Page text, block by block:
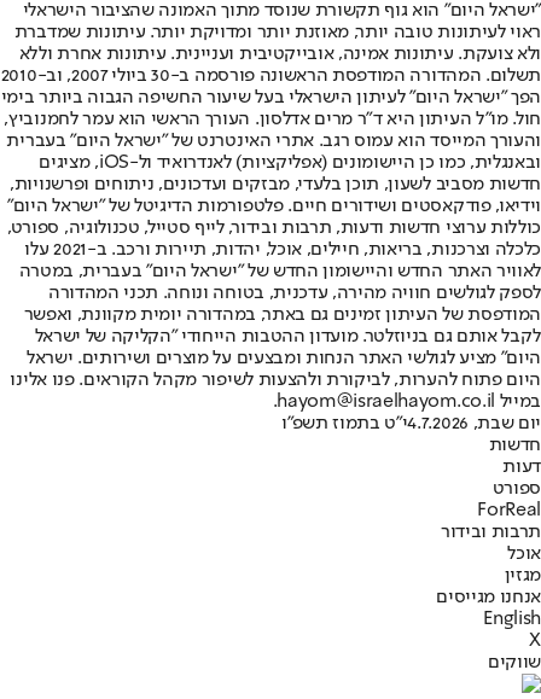
"ישראל היום" הוא גוף תקשורת שנוסד מתוך האמונה שהציבור הישראלי
ראוי לעיתונות טובה יותר, מאוזנת יותר ומדויקת יותר. עיתונות שמדברת
ולא צועקת. עיתונות אמינה, אובייקטיבית ועניינית. עיתונות אחרת וללא
תשלום. המהדורה המודפסת הראשונה פורסמה ב-30 ביולי 2007, וב-2010
הפך "ישראל היום" לעיתון הישראלי בעל שיעור החשיפה הגבוה ביותר בימי
חול. מו"ל העיתון היא ד"ר מרים אדלסון. העורך הראשי הוא עמר לחמנוביץ,
והעורך המייסד הוא עמוס רגב. אתרי האינטרנט של "ישראל היום" בעברית
ובאנגלית, כמו כן היישומונים (אפליקציות) לאנדרואיד ול-iOS, מציגים
חדשות מסביב לשעון, תוכן בלעדי, מבזקים ועדכונים, ניתוחים ופרשנויות,
וידיאו, פודקאסטים ושידורים חיים. פלטפורמות הדיגיטל של "ישראל היום"
כוללות ערוצי חדשות ודעות, תרבות ובידור, לייף סטייל, טכנולוגיה, ספורט,
כלכלה וצרכנות, בריאות, חיילים, אוכל, יהדות, תיירות ורכב. ב-2021 עלו
לאוויר האתר החדש והיישומון החדש של "ישראל היום" בעברית, במטרה
לספק לגולשים חוויה מהירה, עדכנית, בטוחה ונוחה. תכני המהדורה
המודפסת של העיתון זמינים גם באתר, במהדורה יומית מקוונת, ואפשר
לקבל אותם גם בניוזלטר. מועדון ההטבות הייחודי "הקליקה של ישראל
היום" מציע לגולשי האתר הנחות ומבצעים על מוצרים ושירותים. ישראל
היום פתוח להערות, לביקורת ולהצעות לשיפור מקהל הקוראים. פנו אלינו
במייל hayom@israelhayom.co.il.
יום שבת, 4.7.2026
י"ט בתמוז תשפ"ו
חדשות
דעות
ספורט
ForReal
תרבות ובידור
אוכל
מגזין
אנחנו מגייסים
English
X
שווקים